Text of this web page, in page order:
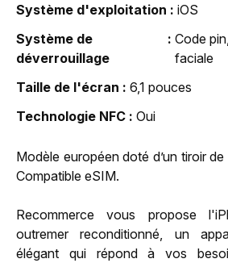
Système d'exploitation
iOS
Système de
déverrouillage
Code
faciale
Taille de l'écran
6,1 pouces
Technologie NFC
Oui
Modèle européen doté d’un tiroir
Compatible eSIM.
Recommerce vous propose
outremer reconditionné, un
élégant qui répond à vos